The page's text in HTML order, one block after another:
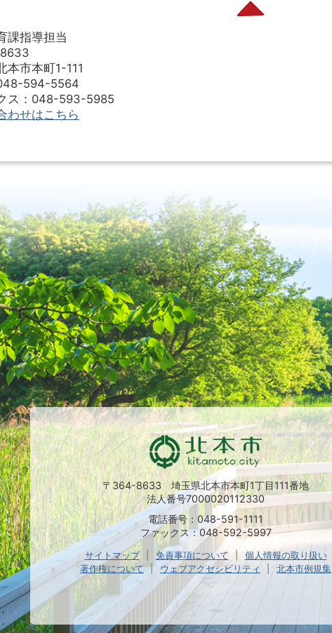
課指導担当
本市本町1-111
594-5564
ス：048-593-5985
わせはこちら
〒364-8633 埼玉県北本市本町1丁目111番地
法人番号7000020112330
電話番号：048-591-1111
ファックス：048-592-5997
サイトマップ 免責事項について
個人情報の取り扱い
著作権について
ウェブアクセシビリティ 北本市例規集